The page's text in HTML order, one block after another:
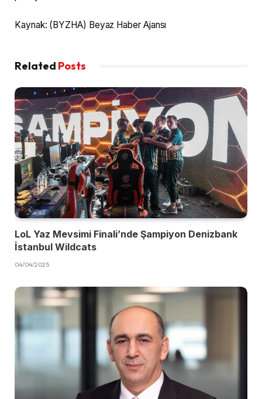
Kaynak: (BYZHA) Beyaz Haber Ajansı
Related Posts
LoL Yaz Mevsimi Finali’nde Şampiyon Denizbank
İstanbul Wildcats
04/04/2025